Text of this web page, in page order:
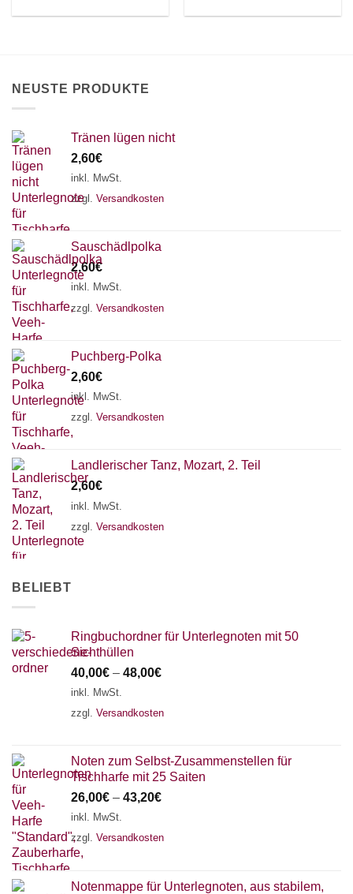
gewählt
werden
NEUSTE PRODUKTE
Tränen lügen nicht
2,60€
inkl. MwSt.
zzgl. Versandkosten
Sauschädlpolka
2,60€
inkl. MwSt.
zzgl. Versandkosten
Puchberg-Polka
2,60€
inkl. MwSt.
zzgl. Versandkosten
Landlerischer Tanz, Mozart, 2. Teil
2,60€
inkl. MwSt.
zzgl. Versandkosten
BELIEBT
Ringbuchordner für Unterlegnoten mit 50
Sichthüllen
40,00€ – 48,00€
inkl. MwSt.
zzgl. Versandkosten
Noten zum Selbst-Zusammenstellen für
Tischharfe mit 25 Saiten
26,00€ – 43,20€
inkl. MwSt.
zzgl. Versandkosten
Notenmappe für Unterlegnoten, aus stabilem,